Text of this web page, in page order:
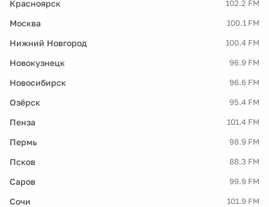
Красноярск 102.2 FM
Москва 100.1 FM
Нижний Новгород 100.4 FM
Новокузнецк 96.9 FM
Новосибирск 96.6 FM
Озёрск 95.4 FM
Пенза 101.4 FM
Пермь 98.9 FM
Псков 88.3 FM
Саров 99.9 FM
Сочи 101.9 FM